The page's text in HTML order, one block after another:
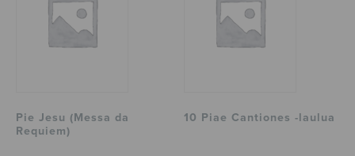
Pie Jesu (Messa da
Requiem)
10 Piae Cantiones -laulua